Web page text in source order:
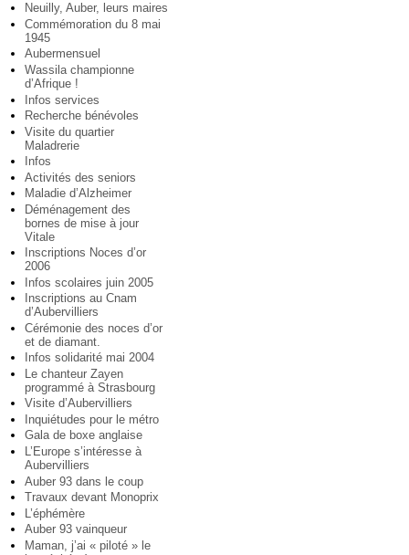
Neuilly, Auber, leurs maires
Commémoration du 8 mai
1945
Aubermensuel
Wassila championne
d’Afrique !
Infos services
Recherche bénévoles
Visite du quartier
Maladrerie
Infos
Activités des seniors
Maladie d’Alzheimer
Déménagement des
bornes de mise à jour
Vitale
Inscriptions Noces d’or
2006
Infos scolaires juin 2005
Inscriptions au Cnam
d’Aubervilliers
Cérémonie des noces d’or
et de diamant.
Infos solidarité mai 2004
Le chanteur Zayen
programmé à Strasbourg
Visite d’Aubervilliers
Inquiétudes pour le métro
Gala de boxe anglaise
L’Europe s’intéresse à
Aubervilliers
Auber 93 dans le coup
Travaux devant Monoprix
L’éphémère
Auber 93 vainqueur
Maman, j’ai « piloté » le